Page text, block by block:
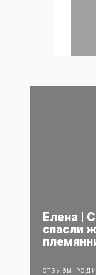
Елена |
спасли
ОТЗЫВЫ